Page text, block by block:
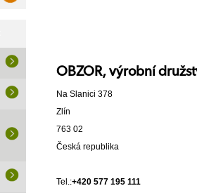
OBZOR, výrobní
Na Slanici 378
Zlín
763 02
Česká republika
Tel.:+420 577 195 111